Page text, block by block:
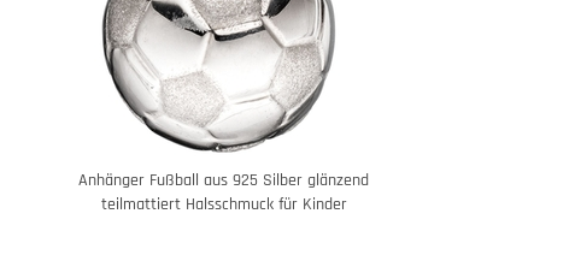
Anhänger Fußball aus 925 Silber glänzend
teilmattiert Halsschmuck für Kinder